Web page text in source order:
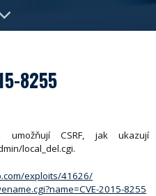
8255
umožňují CSRF, jak ukazují
local_del.cgi.
exploits/41626/
2015-8255